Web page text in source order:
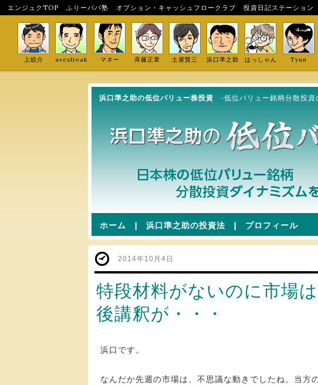
エンジュクTOP ふりーパパ塾 オプション・キャッシュフロークラブ 投資日記ステーション
上総介 avexfreak マネー 斉藤正章 土屋賢三 浜口準之助 はっしゃん Tyun
浜口準之助の低位バリュー株投資 -低位バリュー銘柄分散投資
ホーム | 浜口準之助の投資法 | プロフィール
2014年10月4日
特段材料がないのに市場
後講釈が・・・
浜口です。
なんだか先週の市場は、不思議な動きでしたね。当方